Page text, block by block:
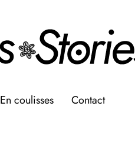
En coulisses Contact